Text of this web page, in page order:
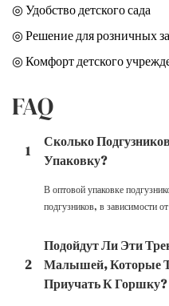
◎ Удобство детского сада
◎ Решение для розничных
◎ Комфорт детского
FAQ
1
Сколько
Упаковку?
В оптовой упаковке
подгузников, в зависимости
2
Подойдут Ли Эти
Малышей, Которые
Приучать К Горшку?